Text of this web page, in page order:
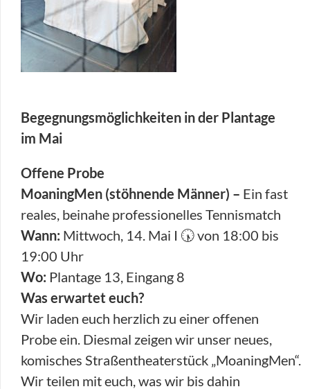
Begegnungsmöglichkeiten in der Plantage
im Mai
Offene Probe
MoaningMen (stöhnende Männer) – Ein fast
reales, beinahe professionelles Tennismatch
Wann: Mittwoch, 14. Mai I 🕠 von 18:00 bis
19:00 Uhr
Wo: Plantage 13, Eingang 8
Was erwartet euch?
Wir laden euch herzlich zu einer offenen
Probe ein. Diesmal zeigen wir unser neues,
komisches Straßentheaterstück „MoaningMen“.
Wir teilen mit euch, was wir bis dahin